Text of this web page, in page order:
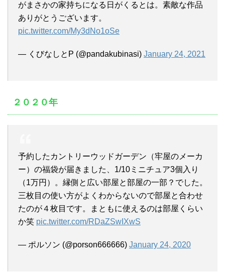
がまさかの家持ちになる日がくるとは。素敵な作品
ありがとうございます。
pic.twitter.com/My3dNo1oSe
— くびなしとP (@pandakubinasi) January 24, 2021
２０２０年
予約したカントリーウッドガーデン（牢屋のメーカ
ー）の福袋が届きました、1/10ミニチュア3個入り
（1万円）。縁側と広い部屋と部屋の一部？でした。
三枚目の使い方がよくわからないので部屋と合わせ
たのが４枚目です。まともに使えるのは部屋くらい
か笑 pic.twitter.com/RDaZSwIXwS
— ポルソン (@porson666666) January 24, 2020